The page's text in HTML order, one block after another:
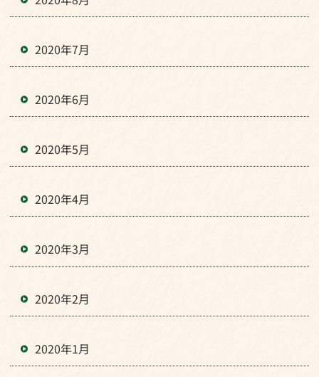
2020年7月
2020年6月
2020年5月
2020年4月
2020年3月
2020年2月
2020年1月